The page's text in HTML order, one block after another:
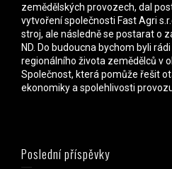
zemědělských provozech, dal
vytvoření společnosti Fast Agri
stroj, ale následně se postarat o
ND. Do budoucna bychom byli
regionálního života zemědělců v
Společnost, která pomůže řešit
ekonomiky a spolehlivosti
Poslední příspěvky